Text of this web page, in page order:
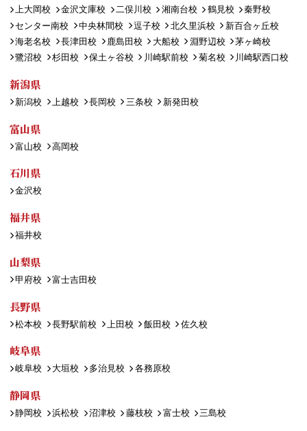
上大岡校
金沢文庫校 二俣川校 湘南台校 鶴見校
秦野校
センター南校
中央林間校 逗子校 北久里浜校
新百合ヶ丘校
海老名校
長津田校 鹿島田校 大船校 淵野辺校
茅ヶ崎校
鷺沼校
杉田校 保土ヶ谷校 川崎駅前校 菊名校 川崎駅西口校
新潟県
新潟校 上越校 長岡校 三条校 新発田校
富山県
富山校 高岡校
石川県
金沢校
福井県
福井校
山梨県
甲府校 富士吉田校
長野県
松本校 長野駅前校 上田校 飯田校 佐久校
岐阜県
岐阜校 大垣校 多治見校 各務原校
静岡県
静岡校 浜松校 沼津校 藤枝校 富士校 三島校